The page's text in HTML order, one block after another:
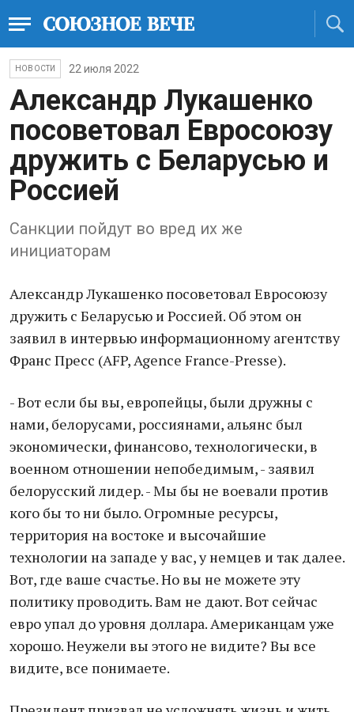
НОВОСТИ 22 июля 2022
Александр Лукашенко
посоветовал Евросоюзу
дружить с Беларусью и
Россией
Санкции пойдут во вред их же
инициаторам
Александр Лукашенко посоветовал Евросоюзу
дружить с Беларусью и Россией. Об этом он
заявил в интервью информационному агентству
Франс Пресс (AFP, Agence France-Presse).
- Вот если бы вы, европейцы, были дружны с
нами, белорусами, россиянами, альянс был
экономически, финансово, технологически, в
военном отношении непобедимым, - заявил
белорусский лидер. - Мы бы не воевали против
кого бы то ни было. Огромные ресурсы,
территория на востоке и высочайшие
технологии на западе у вас, у немцев и так далее.
Вот, где ваше счастье. Но вы не можете эту
политику проводить. Вам не дают. Вот сейчас
евро упал до уровня доллара. Американцам уже
хорошо. Неужели вы этого не видите? Вы все
видите, все понимаете.